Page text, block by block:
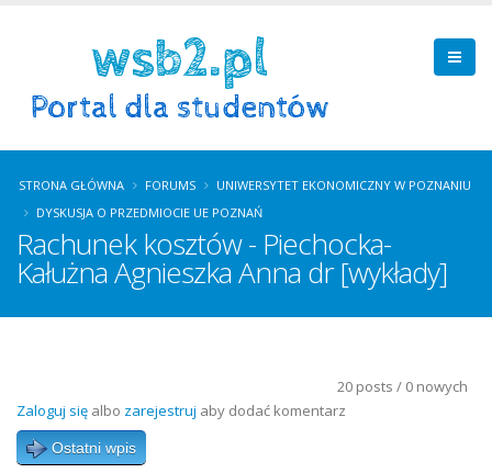
STRONA GŁÓWNA FORUMS
UNIWERSYTET EKONOMICZNY W POZNANIU
DYSKUSJA O PRZEDMIOCIE UE POZNAŃ
Rachunek kosztów - Piechocka-
Kałużna Agnieszka Anna dr [wykłady]
20 posts / 0 nowych
Zaloguj się albo zarejestruj aby dodać komentarz
Ostatni wpis